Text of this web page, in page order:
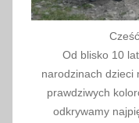
Od blisko 10
narodzinach dzieci
prawdziwych
odkrywamy